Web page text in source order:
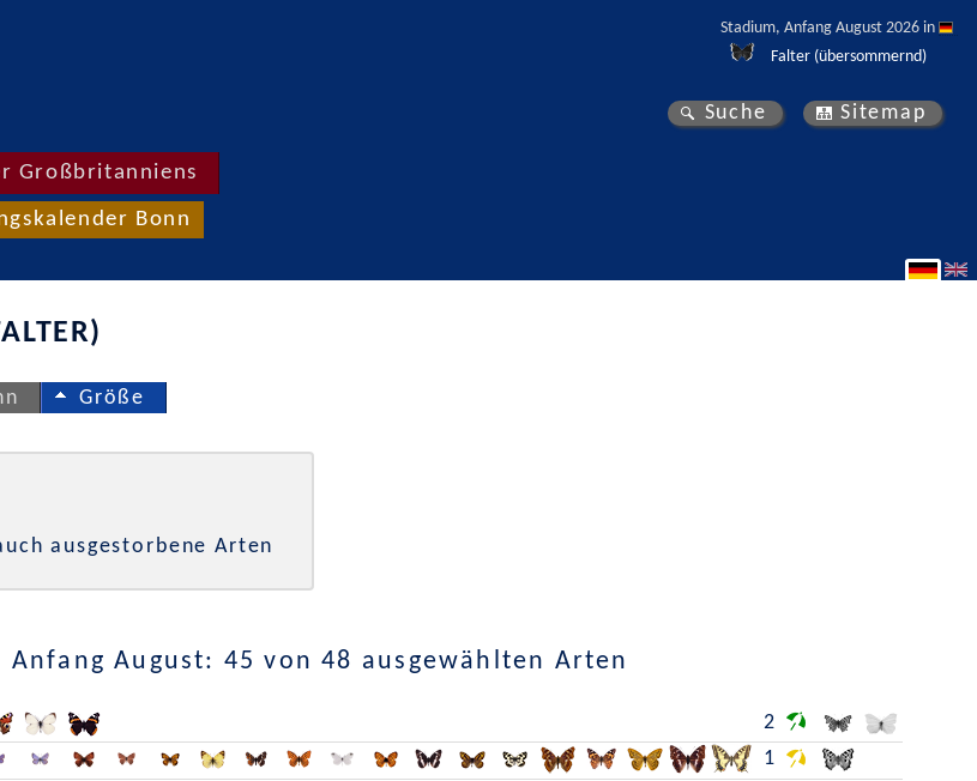
Stadium, Anfang August 2026 in
Falter (übersommernd)
Großbritanniens
Bonn
Suche Sitemap
Größe
ausgestorbene Arten
August: 45 von 48 ausgewählten Arten
2
1